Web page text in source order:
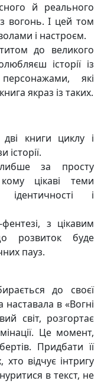
й реального
вогонь. І цей том
і настроєм.
до великого
історії із
які
якраз із таких.
книги циклу і
за просту
кому цікаві теми
і
з цікавим
розвиток буде
пауз.
до своєї
в «Вогні
світ, розгортає
Це момент,
Придбати її
відчує інтригу
в текст, не